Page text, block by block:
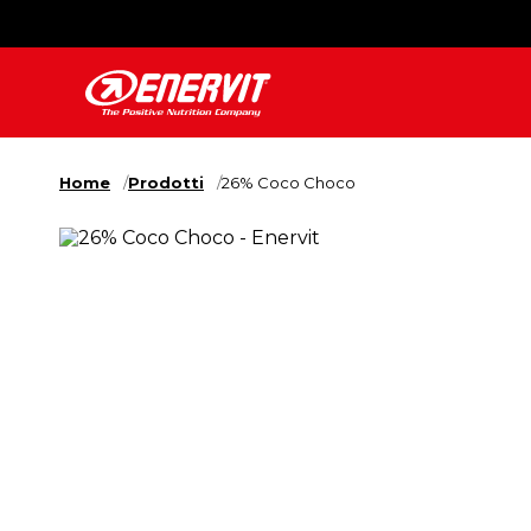
Home Prodotti 26% Coco Choco